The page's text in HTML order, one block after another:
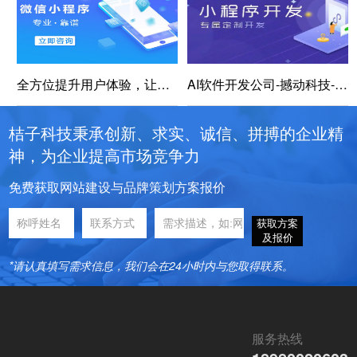
全方位提升用户体验，让你的小程序脱颖而出 AI软件开发公司-撼动科技-专业AI解决方案提供商
桔子科技秉承创新、求实、诚信、拼搏的企业精
神，为企业提高市场竞争力
免费获取网站建设与品牌策划方案报价
获取方案
及报价
*请认真填写需求信息，我们会在24小时内与您取得联系。
服务热线